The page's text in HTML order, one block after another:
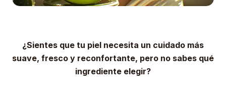
¿Sientes que tu piel necesita un cuidado más
suave, fresco y reconfortante, pero no sabes qué
ingrediente elegir?